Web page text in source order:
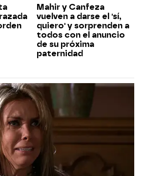
Mahir y Canfeza
vuelven a darse el 'sí,
quiero' y sorprenden a
todos con el anuncio
de su próxima
paternidad